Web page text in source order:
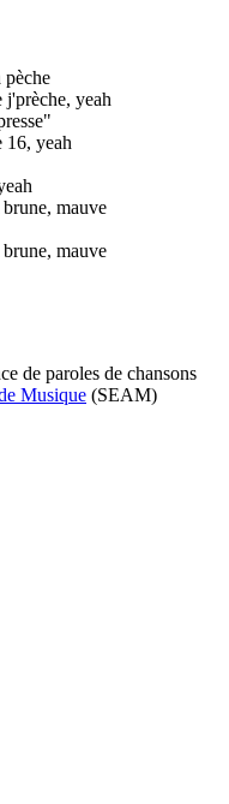
pèche
j'prèche, yeah
16, yeah
mauve
mauve
de paroles de chansons
Musique (SEAM)